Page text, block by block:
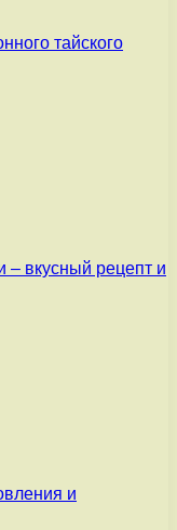
тайского
– вкусный рецепт и
и